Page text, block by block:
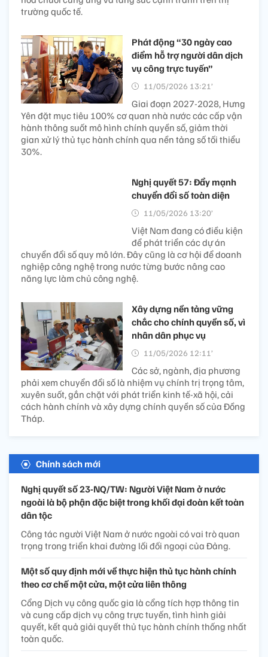
trường quốc tế.
Phát động “30 ngày cao
điểm hỗ trợ người dân dịch
vụ công trực tuyến”
11/05/2026 13:21’
Giai đoạn 2027-2028, Hưng
Yên đặt mục tiêu 100% cơ quan nhà nước các cấp vận
hành thông suốt mô hình chính quyền số, giảm thời
gian xử lý thủ tục hành chính qua nền tảng số tối thiểu
30%.
Nghị quyết 57: Đẩy mạnh
chuyển đổi số toàn diện
11/05/2026 13:20’
Việt Nam đang có điều kiện
để phát triển các dự án
chuyển đổi số quy mô lớn. Đây cũng là cơ hội để doanh
nghiệp công nghệ trong nước từng bước nâng cao
năng lực làm chủ công nghệ.
Xây dựng nền tảng vững
chắc cho chính quyền số, vì
nhân dân phục vụ
11/05/2026 12:11’
Các sở, ngành, địa phương
phải xem chuyển đổi số là nhiệm vụ chính trị trọng tâm,
xuyên suốt, gắn chặt với phát triển kinh tế-xã hội, cải
cách hành chính và xây dựng chính quyền số của Đồng
Tháp.
Chính sách mới
Nghị quyết số 23-NQ/TW: Người Việt Nam ở nước
ngoài là bộ phận đặc biệt trong khối đại đoàn kết toàn
dân tộc
Công tác người Việt Nam ở nước ngoài có vai trò quan
trọng trong triển khai đường lối đối ngoại của Đảng.
Một số quy định mới về thực hiện thủ tục hành chính
theo cơ chế một cửa, một cửa liên thông
Cổng Dịch vụ công quốc gia là cổng tích hợp thông tin
và cung cấp dịch vụ công trực tuyến, tình hình giải
quyết, kết quả giải quyết thủ tục hành chính thống nhất
toàn quốc.